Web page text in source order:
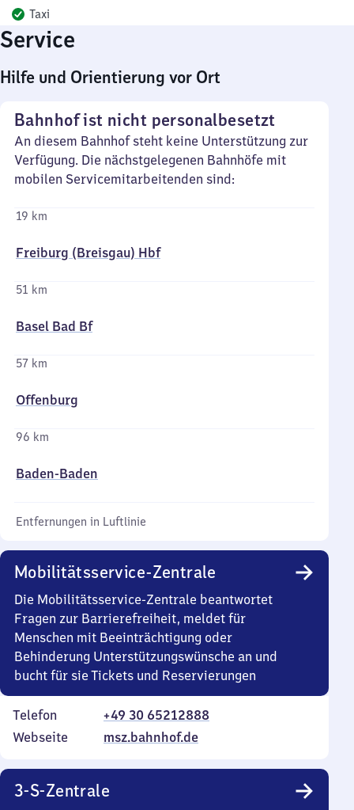
Taxi
Service
Hilfe und Orientierung vor Ort
Bahnhof ist nicht personalbesetzt
An diesem Bahnhof steht keine Unterstützung zur
Verfügung. Die nächstgelegenen Bahnhöfe mit
mobilen Servicemitarbeitenden sind:
19 km
Freiburg (Breisgau) Hbf
51 km
Basel Bad Bf
57 km
Offenburg
96 km
Baden-Baden
Entfernungen in Luftlinie
Mobilitätsservice-Zentrale
Die Mobilitätsservice-Zentrale beantwortet
Fragen zur Barrierefreiheit, meldet für
Menschen mit Beeinträchtigung oder
Behinderung Unterstützungswünsche an und
bucht für sie Tickets und Reservierungen
Telefon
+49 30 65212888
Webseite
msz.bahnhof.de
3-S-Zentrale